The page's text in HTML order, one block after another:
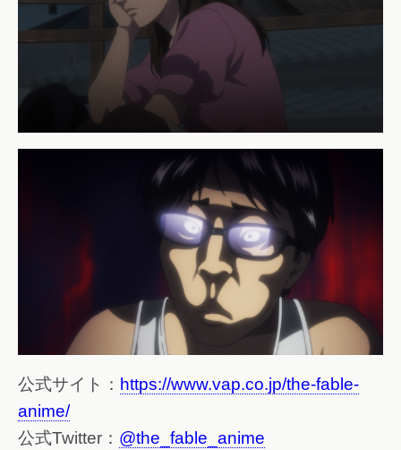
公式サイト： https://www.vap.co.jp/the-fable-
anime/
公式Twitter： @the_fable_anime